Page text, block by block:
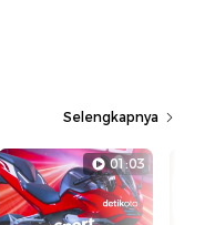
Selengkapnya
01:03